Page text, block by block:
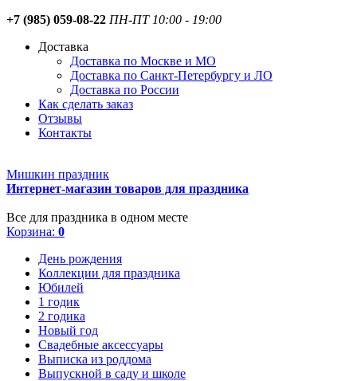
+7 (985) 059-08-22 ПН-ПТ 10:00 - 19:00
Доставка
Доставка по Москве и МО
Доставка по Санкт-Петербургу и ЛО
Доставка по России
Как сделать заказ
Отзывы
Контакты
Мишкин праздник
Интернет-магазин товаров для праздника
Все для праздника в одном месте
Корзина: 0
День рождения
Коллекции для праздника
Юбилей
1 годик
2 годика
Новый год
Свадебные аксессуары
Выписка из роддома
Выпускной в саду и школе